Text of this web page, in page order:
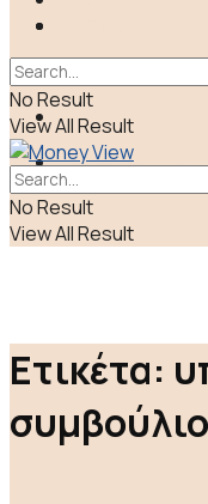
ΕΛΛΑΔΑ
ΑΠΟΨΕΙΣ
LIFE & CULTURE
No Result
View All Result
No Result
View All Result
Ετικέτα:
συμβούλιο